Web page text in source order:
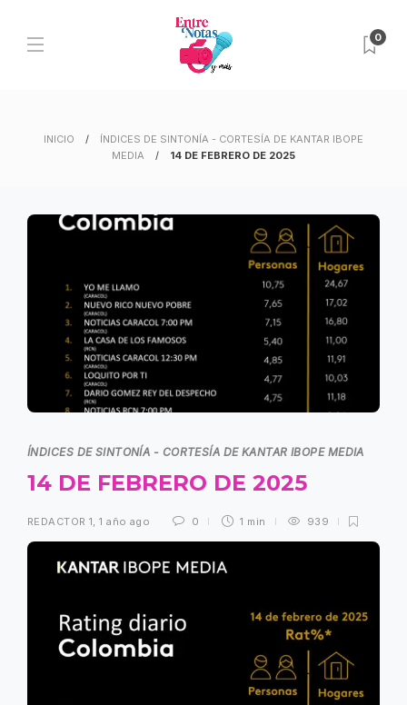
0
INICIO
ÍNDICES DE SINTONÍA - CORTESÍA DE KANTAR IBOPE
MEDIA
14 DE FEBRERO DE 2025
ÍNDICES DE SINTONÍA - CORTESÍA DE KANTAR IBOPE MEDIA
14 DE FEBRERO DE 2025
REDACTOR 1,1 año ago 0 1 min 939